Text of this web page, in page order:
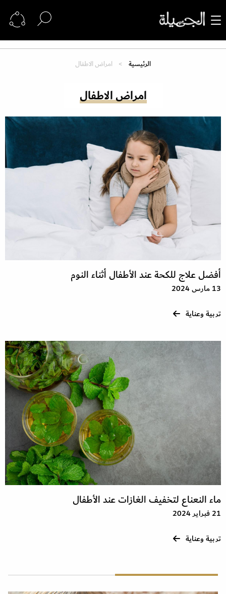
الرئيسية امراض الاطفال
امراض الاطفال
أفضل علاج للكحة عند الأطفال أثناء النوم
13 مارس 2024
تربية وعناية
ماء النعناع لتخفيف الغازات عند الأطفال
21 فبراير 2024
تربية وعناية